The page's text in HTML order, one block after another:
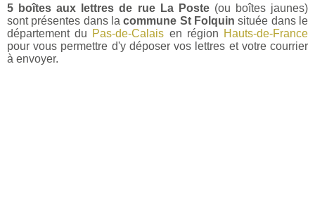
5 boîtes aux lettres de rue La Poste(ou boîtes jaunes)
sont présentes dans lacommune St Folquin située dans le
département du Pas-de-Calais en région Hauts-de-France
pour vous permettre d'y déposer vos lettres et votre courrier
à envoyer.